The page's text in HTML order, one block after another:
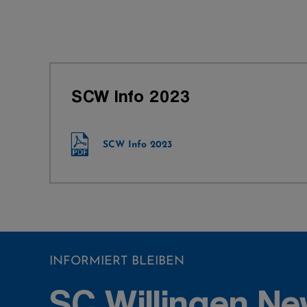
SCW Info 2023
SCW Info 2023
INFORMIERT BLEIBEN